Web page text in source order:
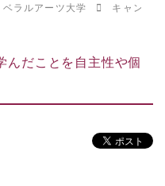
ラルアーツ大学 キャンパ
んだことを自主性や個